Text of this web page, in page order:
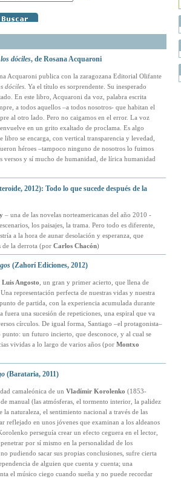
dóciles, de Rosana Acquaroni
Acquaroni publica con la zaragozana Editorial Olifante
dóciles. Ya el título es sorprendente. Su inesperado
En este libro, Acquaroni da voz, palabra escrita
a todos aquellos –a todos nosotros- que habitan el
al otro lado. Pero no caigamos en el error. La voz
en un grito exaltado de proclama. Es algo
libro se encarga, con vertical transparencia y levedad,
héroes –tampoco ninguno de nosotros lo fuimos
versos y sí mucho de humanidad, de lírica humanidad
2012): Todo lo que sucede después de la
– una de las novelas norteamericanas del año 2010 -
los paisajes, la trama. Pero todo es diferente,
a la hora de aunar desolación y esperanza, que
de la derrota (por Carlos Chacón)
(Zahorí Ediciones, 2012)
Luis Angosto , un gran y primer acierto, que llena de
representación perfecta de nuestras vidas y nuestra
de partida, con la experiencia acumulada durante
fuera una sucesión de repeticiones, una espiral que va
círculos. De igual forma, Santiago –el protagonista–
un futuro incierto, que desconoce, y al cual se
vividas a lo largo de varios años (por Montxo
(Barataria, 2011)
camaleónica de un Vladímir Korolenko (1853-
manual (las atmósferas, el tormento interior, la palidez
naturaleza, el sentimiento nacional a través de las
reflejado en unos jóvenes que examinan a los aldeanos
perseguía crear un efecto ceguera en el lector,
por sí mismo en la personalidad de los
pudiendo sacar sus propias conclusiones, sufre cierta
de alguien que cuenta y cuenta; una
el músico ciego cuando sueña y no puede recordar